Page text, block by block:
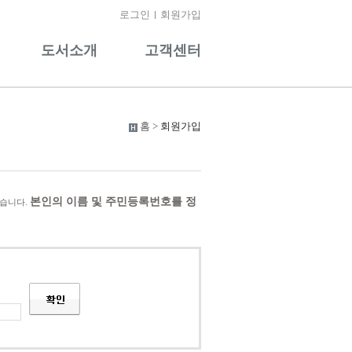
로그인 회원가입
도서소개 고객센터
홈 > 회원가입
니다. 본인의 이름 및 주민등록번호를 정